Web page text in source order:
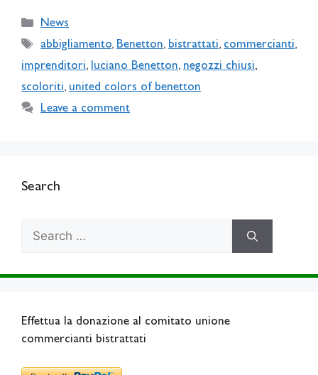
Categories
News
Tags
abbigliamento,Benetton,bistrattati,commercianti,
imprenditori, luciano Benetton, negozzi chiusi,
scoloriti, united colors of benetton
Leave a comment
Search
Search
Effettua la donazione al comitato unione
commercianti bistrattati